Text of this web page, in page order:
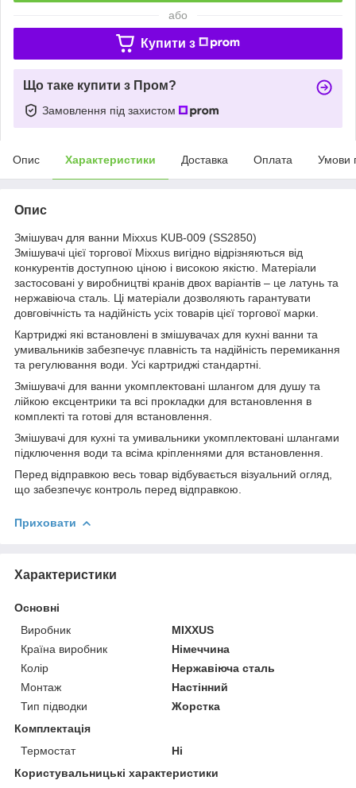
або
Купити з
Що таке купити з Пром?
Замовлення під захистом
Опис Характеристики Доставка Оплата Умови
Опис
Змішувач для ванни Mixxus KUB-009 (SS2850)
Змішувачі цієї торгової Mixxus вигідно відрізняються від
конкурентів доступною ціною і високою якістю. Матеріали
застосовані у виробництві кранів двох варіантів – це латунь та
нержавіюча сталь. Ці матеріали дозволяють гарантувати
довговічність та надійність усіх товарів цієї торгової марки.
Картриджі які встановлені в змішувачах для кухні ванни та
умивальників забезпечує плавність та надійність перемикання
та регулювання води. Усі картриджі стандартні.
Змішувачі для ванни укомплектовані шлангом для душу та
лійкою ексцентрики та всі прокладки для встановлення в
комплекті та готові для встановлення.
Змішувачі для кухні та умивальники укомплектовані шлангами
підключення води та всіма кріпленнями для встановлення.
Перед відправкою весь товар відбувається візуальний огляд,
що забезпечує контроль перед відправкою.
Приховати
Характеристики
Основні
Виробник
MIXXUS
Країна виробник
Німеччина
Колір
Нержавіюча сталь
Монтаж
Настінний
Тип підводки
Жорстка
Комплектація
Термостат
Ні
Користувальницькі характеристики